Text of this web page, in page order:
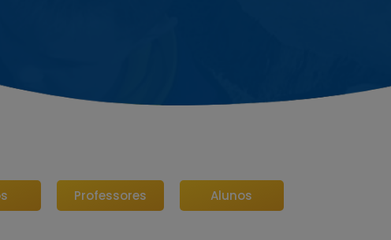
Professores Alunos